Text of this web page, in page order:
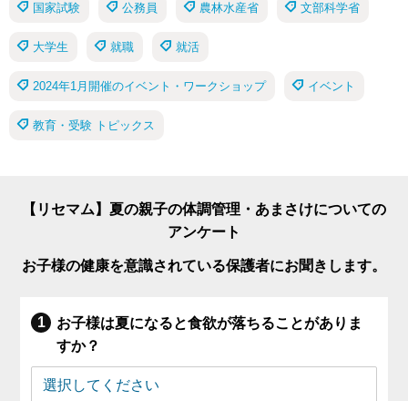
国家試験 公務員 農林水産省 文部科学省
大学生 就職 就活
2024年1月開催のイベント・ワークショップ イベント
教育・受験 トピックス
【リセマム】夏の親子の体調管理・あまさけについての
アンケート
お子様の健康を意識されている保護者にお聞きします。
お子様は夏になると食欲が落ちることがありま
すか？